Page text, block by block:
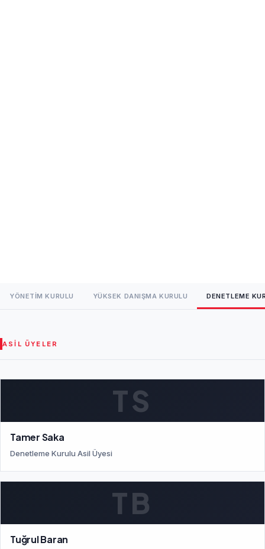
YÖNETIM KURULU YÜKSEK DANIŞMA KURULU DENETLEME
ASIL ÜYELER
TS
Tamer Saka
Denetleme Kurulu Asil Üyesi
TB
Tuğrul Baran